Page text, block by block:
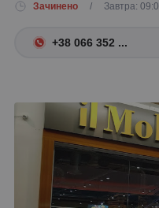
Зачинено
/ Завтра:
+38 066 352 ...